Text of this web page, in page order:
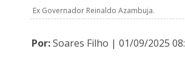
Ex Governador Reinaldo Azambuja.
Por:Soares Filho | 01/09/2025